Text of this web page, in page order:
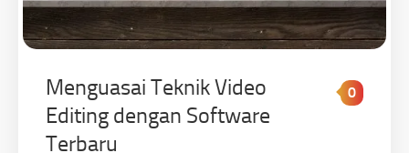
Menguasai Teknik Video
Editing dengan Software
Terbaru
0